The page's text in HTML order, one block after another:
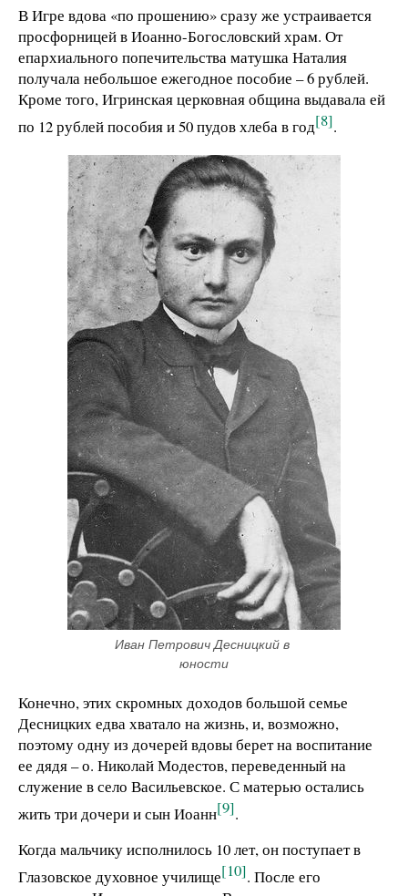
В Игре вдова «по прошению» сразу же устраивается
просфорницей в Иоанно-Богословский храм. От
епархиального попечительства матушка Наталия
получала небольшое ежегодное пособие – 6 рублей.
Кроме того, Игринская церковная община выдавала ей
по 12 рублей пособия и 50 пудов хлеба в год[8].
Иван Петрович Десницкий в
юности
Конечно, этих скромных доходов большой семье
Десницких едва хватало на жизнь, и, возможно,
поэтому одну из дочерей вдовы берет на воспитание
ее дядя – о. Николай Модестов, переведенный на
служение в село Васильевское. С матерью остались
жить три дочери и сын Иоанн[9].
Когда мальчику исполнилось 10 лет, он поступает в
Глазовское духовное училище[10]. После его